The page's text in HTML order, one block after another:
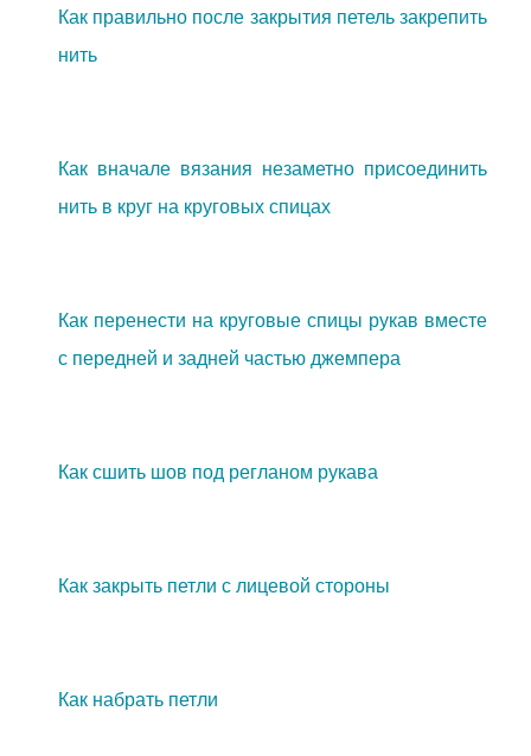
Как правильно после закрытия петель закрепить
нить
Как вначале вязания незаметно присоединить
нить в круг на круговых спицах
Как перенести на круговые спицы рукав вместе
с передней и задней частью джемпера
Как сшить шов под регланом рукава
Как закрыть петли с лицевой стороны
Как набрать петли